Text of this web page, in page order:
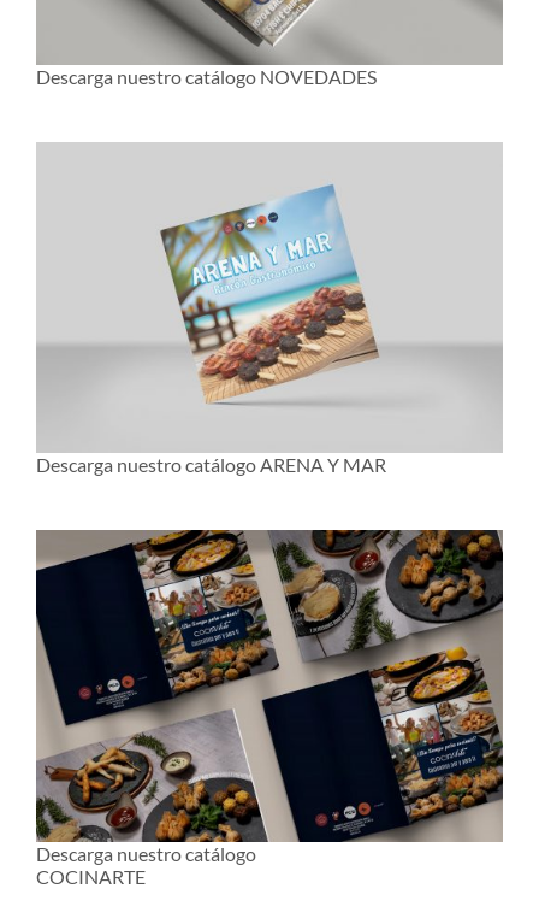
Descarga nuestro catálogo NOVEDADES
Descarga nuestro catálogo ARENA Y MAR
Descarga nuestro catálogo
COCINARTE